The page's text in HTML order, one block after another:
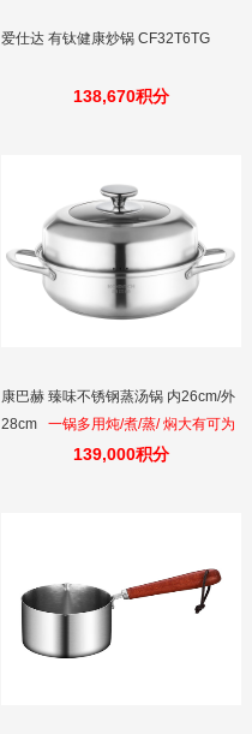
爱仕达 有钛健康炒锅 CF32T6TG
138,670积分
康巴赫 臻味不锈钢蒸汤锅 内26cm/外
28cm
一锅多用炖/煮/蒸/ 焖大有可为
139,000积分